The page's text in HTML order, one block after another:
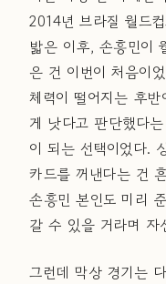
2014년 브라질 월드
밟은 이후, 손흥민이
은 건 이번이 처음이
체력이 떨어지는 후
게 낫다고 판단했다
이 되는 선택이었다.
카드를 꺼낸다는 건
손흥민 본인도 미리
갈 수 있을 거라며 자
그런데 막상 경기는